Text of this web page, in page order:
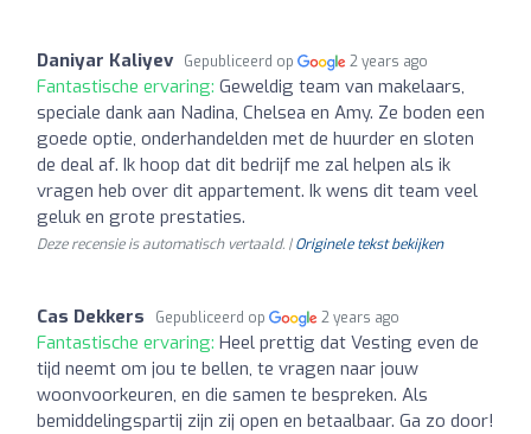
Daniyar Kaliyev Gepubliceerd op 2 years ago
Fantastische ervaring: Geweldig team van makelaars,
speciale dank aan Nadina, Chelsea en Amy. Ze boden een
goede optie, onderhandelden met de huurder en sloten
de deal af. Ik hoop dat dit bedrijf me zal helpen als ik
vragen heb over dit appartement. Ik wens dit team veel
geluk en grote prestaties.
Deze recensie is automatisch vertaald. |Originele tekst bekijken
Cas Dekkers Gepubliceerd op 2 years ago
Fantastische ervaring: Heel prettig dat Vesting even de
tijd neemt om jou te bellen, te vragen naar jouw
woonvoorkeuren, en die samen te bespreken. Als
bemiddelingspartij zijn zij open en betaalbaar. Ga zo door!